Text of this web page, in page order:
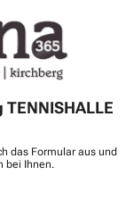
das Formular aus und
bei Ihnen.